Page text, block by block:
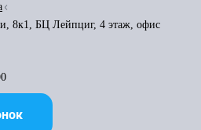
8к1, БЦ Лейпциг, 4 этаж, офис